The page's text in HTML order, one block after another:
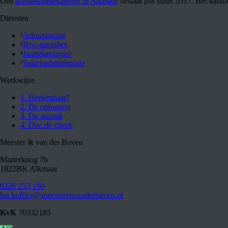
Diensten
Administratie
Btw-aangiftes
Jaarrekeningen
Salarisadministratie
Werkwijze
1. Herkenbaar?
2. De oplossing
3. De aanpak
4. Doe de check
Meester & van der Boven
Marterkoog 7b
1822BK Alkmaar
0226 233 100
backoffice@meesterenvanderboven.nl
KvK 70332185